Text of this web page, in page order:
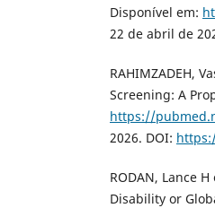
Disponível em:
22 de abril de
RAHIMZADEH,
Screening: A
https://
2026. DOI:
RODAN, Lance
Disability or